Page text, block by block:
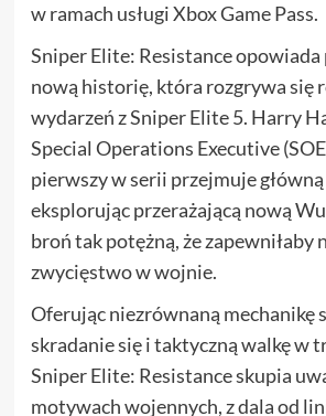
w ramach usługi Xbox Game Pass.
Sniper Elite: Resistance opowiada
nową historię, która rozgrywa się
wydarzeń z Sniper Elite 5. Harry
Special Operations Executive
pierwszy w serii przejmuje
eksplorując przerażającą nową
broń tak potężną, że zapewniłaby
zwycięstwo w wojnie.
Oferując niezrównaną mechanikę
skradanie się i taktyczną walkę w
Sniper Elite: Resistance skupia
motywach wojennych, z dala od